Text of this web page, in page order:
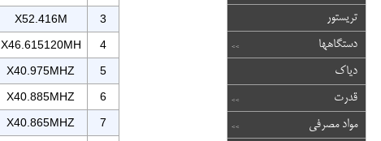
تریستور
دستگاهها
دیاک
قدرت
مواد مصرفی
X52.416M
3
X46.615120MH
4
X40.975MHZ
5
X40.885MHZ
6
X40.865MHZ
7